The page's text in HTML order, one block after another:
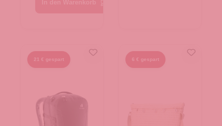
21 € gespart 6 € gespart